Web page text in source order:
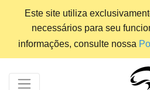
Este site utiliza
necessários para seu
informações, consulte nossa